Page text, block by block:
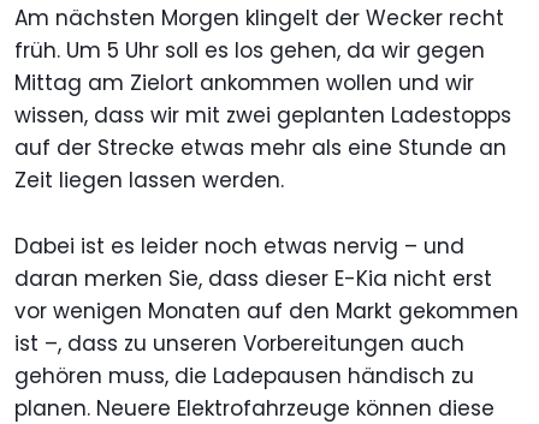
Am nächsten Morgen klingelt der Wecker recht
früh. Um 5 Uhr soll es los gehen, da wir gegen
Mittag am Zielort ankommen wollen und wir
wissen, dass wir mit zwei geplanten Ladestopps
auf der Strecke etwas mehr als eine Stunde an
Zeit liegen lassen werden.
Dabei ist es leider noch etwas nervig – und
daran merken Sie, dass dieser E-Kia nicht erst
vor wenigen Monaten auf den Markt gekommen
ist –, dass zu unseren Vorbereitungen auch
gehören muss, die Ladepausen händisch zu
planen. Neuere Elektrofahrzeuge können diese